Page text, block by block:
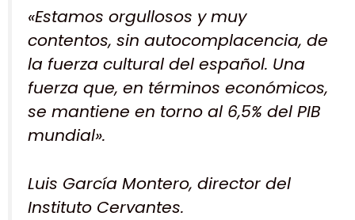
«Estamos orgullosos y muy
contentos, sin autocomplacencia, de
la fuerza cultural del español. Una
fuerza que, en términos económicos,
se mantiene en torno al 6,5% del PIB
mundial».
Luis García Montero, director del
Instituto Cervantes.